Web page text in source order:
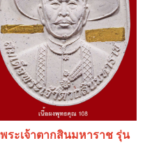
ระเจ้าตากสินมหาราช รุ่น